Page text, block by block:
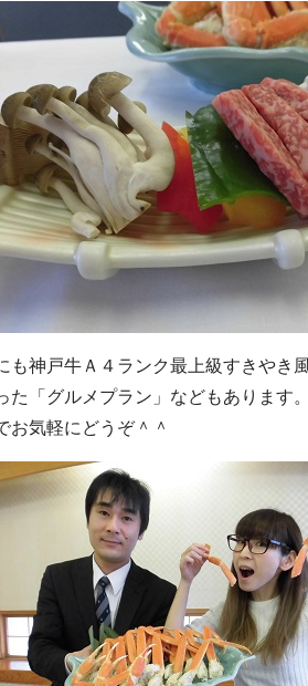
も神戸牛Ａ４ランク最上級すきやき
た「グルメプラン」などもあります。
お気軽にどうぞ＾＾